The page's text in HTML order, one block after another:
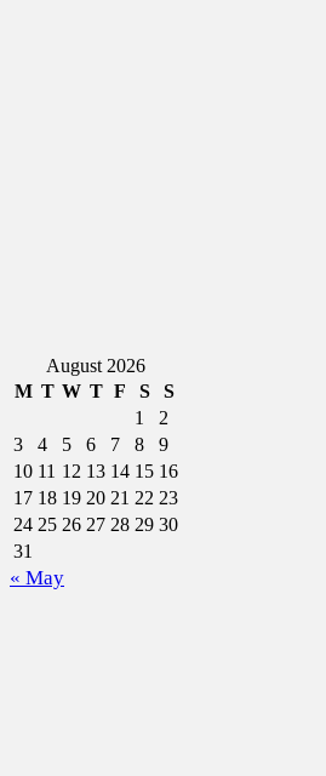
August 2026
M T W T F S
S
1
2
3
4 5 6 7 8
9
10 11 12 13 14 15 16
17 18 19 20 21 22 23
24 25 26 27 28 29 30
31
« May